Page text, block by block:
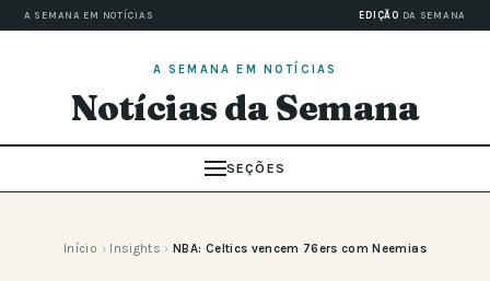
A SEMANA EM NOTÍCIAS EDIÇÃO DA SEMANA
A SEMANA EM NOTÍCIAS
Notícias da Semana
SEÇÕES
Início › Insights › NBA: Celtics vencem 76ers com Neemias